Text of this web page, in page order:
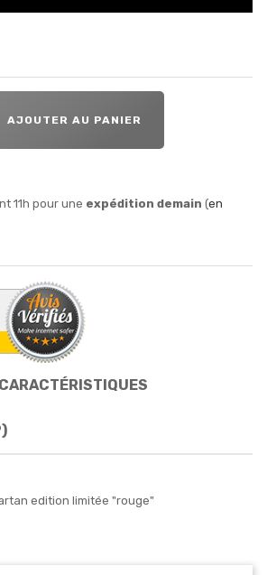
AJOUTER AU PANIER
11h pour une expédition demain (en
CARACTÉRISTIQUES